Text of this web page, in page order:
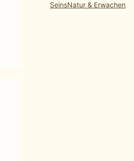
SeinsNatur & Erwachen